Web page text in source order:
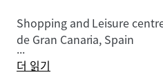
Shopping and Leisure
de Gran Canaria, Spain
...
더 읽기